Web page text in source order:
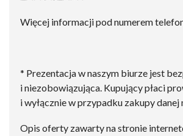
Więcej informacji pod numerem
* Prezentacja w naszym biurze jest
i niezobowiązująca. Kupujący płaci
i wyłącznie w przypadku zakupy danej
Opis oferty zawarty na stronie